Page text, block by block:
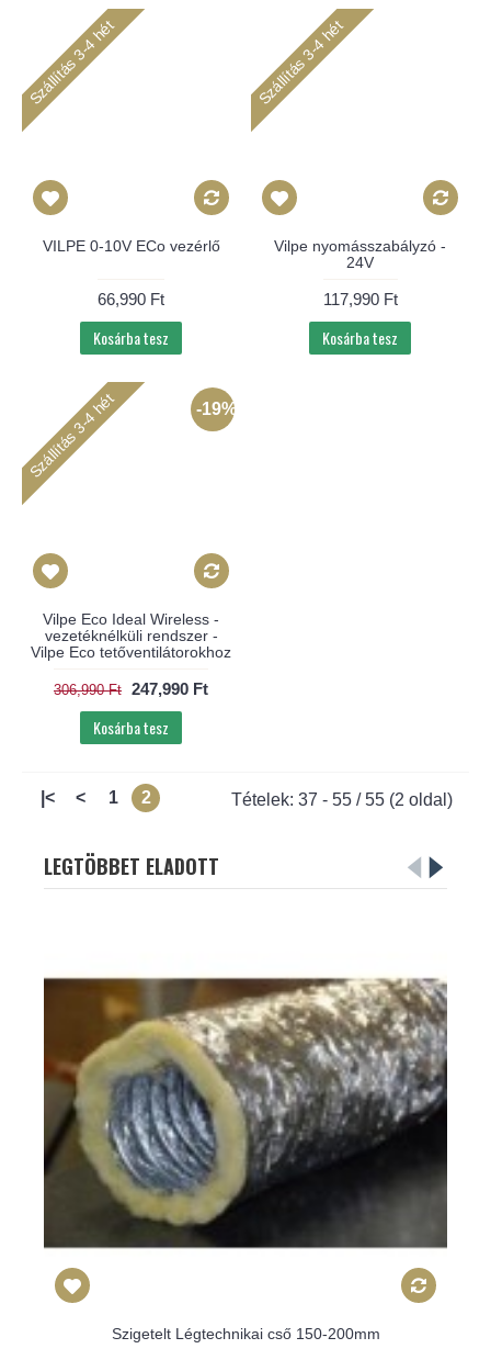
Szállítás 3-4 hét
VILPE 0-10V ECo vezérlő
66,990 Ft
Kosárba tesz
Szállítás 3-4 hét
Vilpe nyomásszabályzó -
24V
117,990 Ft
Kosárba tesz
-19%
Szállítás 3-4 hét
Vilpe Eco Ideal Wireless -
vezetéknélküli rendszer -
Vilpe Eco tetőventilátorokhoz
306,990 Ft 247,990 Ft
Kosárba tesz
|< < 1 2 Tételek: 37 - 55 / 55 (2 oldal)
LEGTÖBBET ELADOTT
Szigetelt Légtechnikai cső 150-200mm